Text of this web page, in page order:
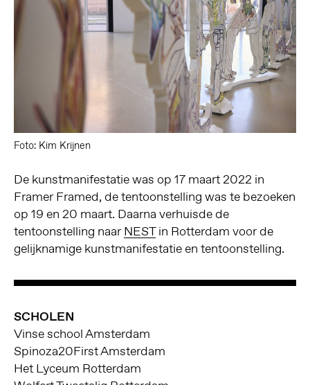
Foto: Kim Krijnen
De kunstmanifestatie was op 17 maart 2022 in
Framer Framed, de tentoonstelling was te bezoeken
op 19 en 20 maart. Daarna verhuisde de
tentoonstelling naarNESTin Rotterdam voor de
gelijknamige kunstmanifestatie en tentoonstelling.
SCHOLEN
Vinse school Amsterdam
Spinoza20First Amsterdam
Het Lyceum Rotterdam